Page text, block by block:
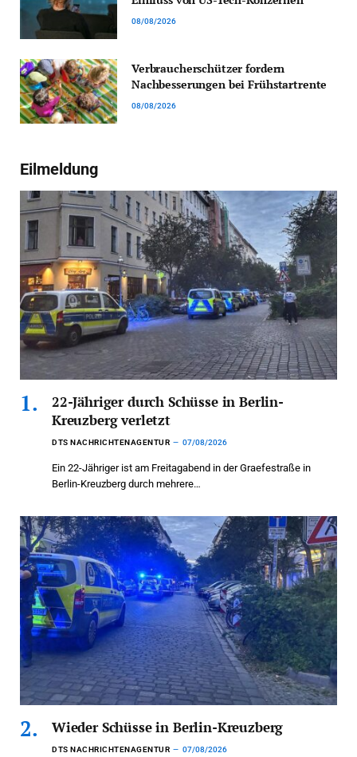
08/08/2026
Verbraucherschützer fordern
Nachbesserungen bei Frühstartrente
08/08/2026
Eilmeldung
22-Jähriger durch Schüsse in Berlin-
Kreuzberg verletzt
DTS NACHRICHTENAGENTUR 07/08/2026
Ein 22-Jähriger ist am Freitagabend in der Graefestraße in
Berlin-Kreuzberg durch mehrere…
Wieder Schüsse in Berlin-Kreuzberg
DTS NACHRICHTENAGENTUR 07/08/2026